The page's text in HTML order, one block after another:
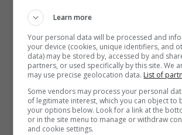
arrivano dai cittadini e bisogna
governo deciderà di
scostamento di bilancio che
trovare dai 3 ai 5 miliardi, che
essere importanti per il rilancio
e il sostegno alle famiglie”;
Learn more
Your personal data will be processed and
your device (cookies, unique identifiers, and
data) may be stored by, accessed by and
partners, or used specifically by this site. We
may use precise geolocation data. List of
Some vendors may process your personal
of legitimate interest, which you can object to
your options below. Look for a link at the
or in the site menu to manage or withdraw
and cookie settings.